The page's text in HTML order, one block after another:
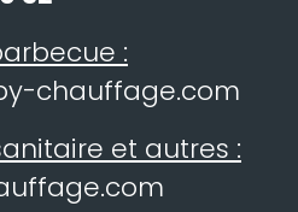
:
chauffage.com
et autres :